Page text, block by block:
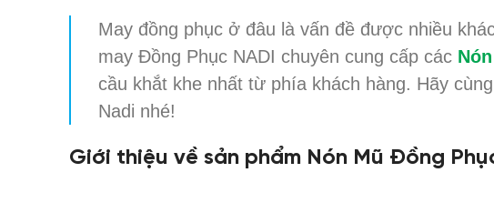
May đồng phục ở đâu là vấn đề được nhiều
may Đồng Phục NADI chuyên cung cấp các
cầu khắt khe nhất từ phía khách hàng. Hãy
Nadi nhé!
Giới thiệu về sản phẩm Nón Mũ Đồng